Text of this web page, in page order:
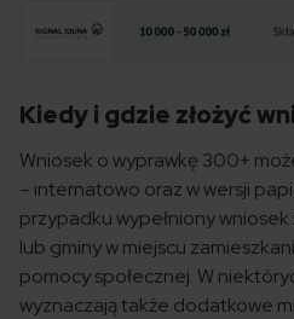
Kiedy i gdzie złożyć
Wniosek o wyprawkę 300+
– internatowo oraz w wersji
przypadku wypełniony
lub gminy w miejscu
pomocy społecznej. W
wyznaczają także dodatkowe